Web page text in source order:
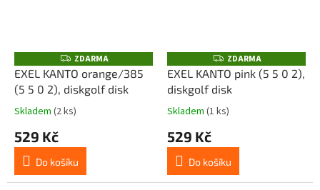
Z
D
A
R
A
ZDARMA
EXEL KANTO orange/385
(5 5 0 2), diskgolf disk
Skladem (2 ks)
529 Kč
Do košíku
Z
D
A
R
A
ZDARMA
EXEL KANTO pink (5 5 0 2),
diskgolf disk
Skladem (1 ks)
529 Kč
Do košíku